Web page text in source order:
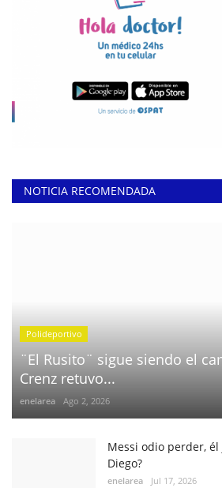
NOTICIA RECOMENDADA
Polideportivo
¨El Rusito¨ sigue siendo el
Crenz retuvo...
enelarea Ago 2, 2026
Messi odio perder,
Diego?
enelarea Jul 17, 2026